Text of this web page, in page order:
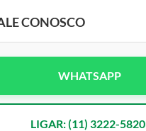
CONOSCO
WHATSAPP
LIGAR: (11) 3222-5820